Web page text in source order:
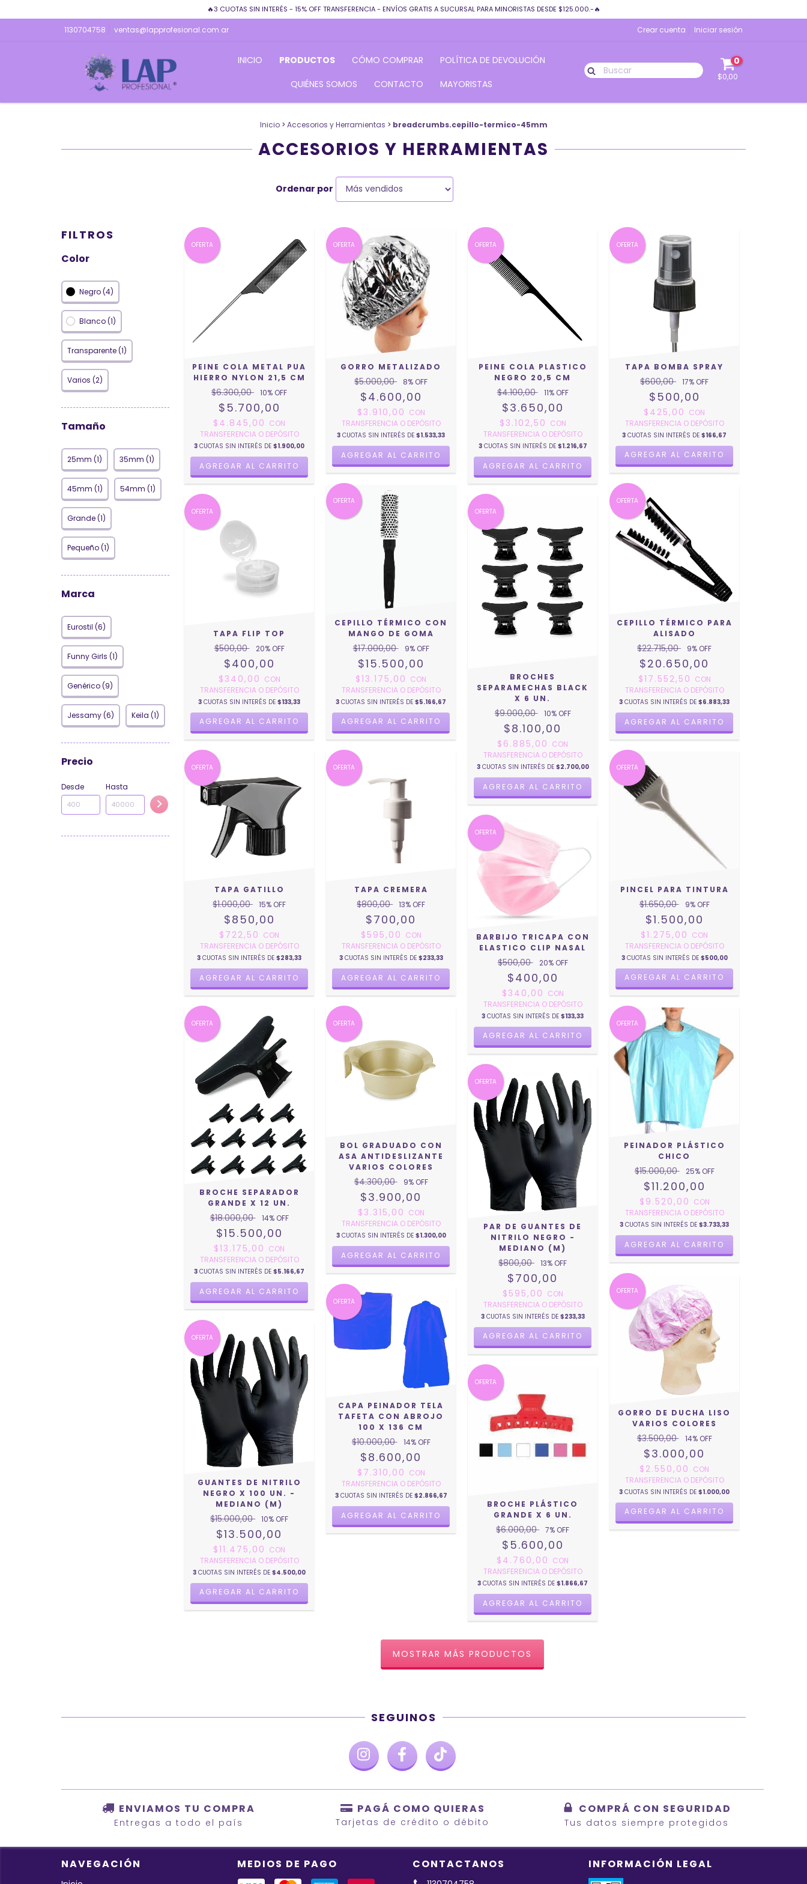
🔥3 CUOTAS SIN INTERÉS - 15% OFF TRANSFERENCIA - ENVÍOS GRATIS A SUCURSAL PARA MINORISTAS DESDE $125.000.-🔥
1130704758 ventas@lapprofesional.com.ar Crear cuenta Iniciar sesión
INICIO PRODUCTOS CÓMO COMPRAR
POLÍTICA DE DEVOLUCIÓN
QUIÉNES SOMOS
CONTACTO MAYORISTAS
0
$0,00
Inicio > Accesorios y Herramientas > breadcrumbs.cepillo-termico-45mm
ACCESORIOS Y HERRAMIENTAS
Ordenar por
FILTROS
Color
Negro (4)
Blanco (1)
Transparente (1)
Varios (2)
Tamaño
25mm (1) 35mm (1)
45mm (1) 54mm (1)
Grande (1)
Pequeño (1)
Marca
Eurostil (6)
Funny Girls (1)
Genérico (9)
Jessamy (6) Keila (1)
Precio
Desde Hasta
OFERTA
PEINE COLA METAL PUA
HIERRO NYLON 21,5 CM
$6.300,00 10% OFF
$5.700,00
$4.845,00 CON
TRANSFERENCIA O DEPÓSITO
3 CUOTAS SIN INTERÉS DE$1.900,00
OFERTA
GORRO METALIZADO
$5.000,00 8% OFF
$4.600,00
$3.910,00 CON
TRANSFERENCIA O DEPÓSITO
3 CUOTAS SIN INTERÉS DE$1.533,33
OFERTA
PEINE COLA PLASTICO
NEGRO 20,5 CM
$4.100,00 11% OFF
$3.650,00
$3.102,50 CON
TRANSFERENCIA O DEPÓSITO
3 CUOTAS SIN INTERÉS DE $1.216,67
OFERTA
TAPA BOMBA SPRAY
$600,00 17% OFF
$500,00
$425,00 CON
TRANSFERENCIA O DEPÓSITO
3 CUOTAS SIN INTERÉS DE$166,67
AGREGAR AL CARRITO
OFERTA
TAPA FLIP TOP
$500,00 20% OFF
$400,00
$340,00 CON
TRANSFERENCIA O DEPÓSITO
3 CUOTAS SIN INTERÉS DE$133,33
AGREGAR AL CARRITO
OFERTA
CEPILLO TÉRMICO CON
MANGO DE GOMA
$17.000,00 9% OFF
$15.500,00
$13.175,00 CON
TRANSFERENCIA O DEPÓSITO
3 CUOTAS SIN INTERÉS DE$5.166,67
AGREGAR AL CARRITO
OFERTA
BROCHES
SEPARAMECHAS BLACK
X 6 UN.
$9.000,00 10% OFF
$8.100,00
$6.885,00 CON
TRANSFERENCIA O DEPÓSITO
3 CUOTAS SIN INTERÉS DE $2.700,00
OFERTA
CEPILLO TÉRMICO PARA
ALISADO
$22.715,00 9% OFF
$20.650,00
$17.552,50 CON
TRANSFERENCIA O DEPÓSITO
3 CUOTAS SIN INTERÉS DE$6.883,33
OFERTA
TAPA GATILLO
$1.000,00 15% OFF
$850,00
$722,50 CON
TRANSFERENCIA O DEPÓSITO
3 CUOTAS SIN INTERÉS DE$283,33
OFERTA
TAPA CREMERA
$800,00 13% OFF
$700,00
$595,00 CON
TRANSFERENCIA O DEPÓSITO
3 CUOTAS SIN INTERÉS DE $233,33
OFERTA
BARBIJO TRICAPA CON
ELASTICO CLIP NASAL
$500,00 20% OFF
$400,00
$340,00 CON
TRANSFERENCIA O DEPÓSITO
3 CUOTAS SIN INTERÉS DE$133,33
OFERTA
PINCEL PARA TINTURA
$1.650,00 9% OFF
$1.500,00
$1.275,00 CON
TRANSFERENCIA O DEPÓSITO
3 CUOTAS SIN INTERÉS DE $500,00
AGREGAR AL CARRITO
OFERTA
BROCHE SEPARADOR
GRANDE X 12 UN.
$18.000,00 14% OFF
$15.500,00
$13.175,00 CON
TRANSFERENCIA O DEPÓSITO
3 CUOTAS SIN INTERÉS DE$5.166,67
OFERTA
BOL GRADUADO CON
ASA ANTIDESLIZANTE
VARIOS COLORES
$4.300,00 9% OFF
$3.900,00
$3.315,00 CON
TRANSFERENCIA O DEPÓSITO
3 CUOTAS SIN INTERÉS DE $1.300,00
OFERTA
PAR DE GUANTES DE
NITRILO NEGRO -
MEDIANO (M)
$800,00 13% OFF
$700,00
$595,00 CON
TRANSFERENCIA O DEPÓSITO
3 CUOTAS SIN INTERÉS DE $233,33
OFERTA
PEINADOR PLÁSTICO
CHICO
$15.000,00 25% OFF
$11.200,00
$9.520,00 CON
TRANSFERENCIA O DEPÓSITO
3 CUOTAS SIN INTERÉS DE$3.733,33
OFERTA
GUANTES DE NITRILO
NEGRO X 100 UN. -
MEDIANO (M)
$15.000,00 10% OFF
$13.500,00
$11.475,00 CON
TRANSFERENCIA O DEPÓSITO
3 CUOTAS SIN INTERÉS DE$4.500,00
OFERTA
CAPA PEINADOR TELA
TAFETA CON ABROJO
100 X 136 CM
$10.000,00 14% OFF
$8.600,00
$7.310,00 CON
TRANSFERENCIA O DEPÓSITO
3 CUOTAS SIN INTERÉS DE $2.866,67
OFERTA
BROCHE PLÁSTICO
GRANDE X 6 UN.
$6.000,00 7% OFF
$5.600,00
$4.760,00 CON
TRANSFERENCIA O DEPÓSITO
3 CUOTAS SIN INTERÉS DE$1.866,67
OFERTA
GORRO DE DUCHA LISO
VARIOS COLORES
$3.500,00 14% OFF
$3.000,00
$2.550,00 CON
TRANSFERENCIA O DEPÓSITO
3 CUOTAS SIN INTERÉS DE$1.000,00
AGREGAR AL CARRITO
MOSTRAR MÁS PRODUCTOS
SEGUINOS
ENVIAMOS TU COMPRA
Entregas a todo el país
PAGÁ COMO QUIERAS
Tarjetas de crédito o débito
COMPRÁ CON SEGURIDAD
Tus datos siempre protegidos
NAVEGACIÓN MEDIOS DE PAGO CONTACTANOS INFORMACIÓN LEGAL